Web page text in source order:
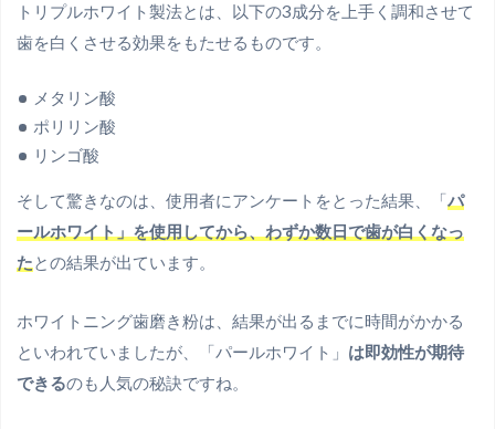
トリプルホワイト製法とは、以下の3成分を上手く調和させて
歯を白くさせる効果をもたせるものです。
メタリン酸
ポリリン酸
リンゴ酸
そして驚きなのは、使用者にアンケートをとった結果、「パ
ールホワイト」を使用してから、わずか数日で歯が白くなっ
たとの結果が出ています。
ホワイトニング歯磨き粉は、結果が出るまでに時間がかかる
といわれていましたが、「パールホワイト」 は即効性が期待
できるのも人気の秘訣ですね。